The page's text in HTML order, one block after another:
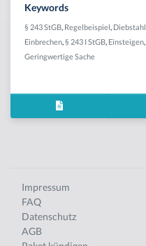
Keywords
§ 243 StGB Regelbeispiel Diebstahl
Einbrechen § 243 I StGB Einsteigen
Geringwertige Sache
Impressum
FAQ
Datenschutz
AGB